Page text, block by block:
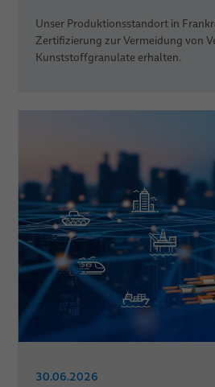
Unser Produktionsstandort in
Zertifizierung zur Vermeidung von
Kunststoffgranulate erhalten.
30.06.2026